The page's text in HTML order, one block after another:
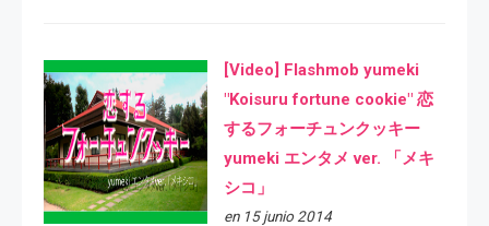
[Video] Flashmob yumeki
"Koisuru fortune cookie" 恋
するフォーチュンクッキー
yumeki エンタメ ver. 「メキ
シコ」
en 15 junio 2014